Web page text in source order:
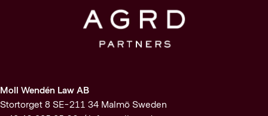
Moll Wendén Law AB
Stortorget 8 SE-211 34 Malmö Sweden